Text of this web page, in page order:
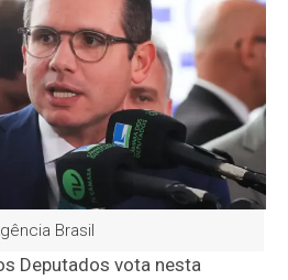
Brasil
Deputados vota nesta